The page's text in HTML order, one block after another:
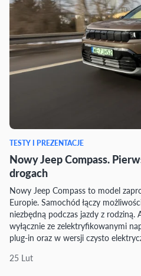
TESTY I PREZENTACJE
Nowy Jeep Compass.
drogach
Nowy Jeep Compass to model
Europie. Samochód łączy
niezbędną podczas jazdy z
wyłącznie ze zelektryfikowanymi
plug-in oraz w wersji czysto
25 Lut